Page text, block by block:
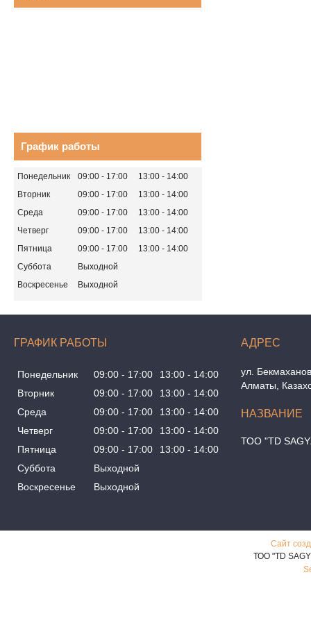
График работы
Понедельник 09:00 17:00 13:00
14:00
Вторник
09:00 17:00 13:00
14:00
Среда
09:00 17:00 13:00
14:00
Четверг
09:00 17:00 13:00
14:00
Пятница
09:00 17:00 13:00
14:00
Суббота
Выходной
Воскресенье
Выходной
ГРАФИК РАБОТЫ
Понедельник 09:00 17:00 13:00
14:00
Вторник
09:00 17:00 13:00
14:00
Среда
09:00 17:00 13:00
14:00
Четверг
09:00 17:00 13:00
14:00
Пятница
09:00 17:00 13:00
14:00
Суббота
Выходной
Воскресенье
Выходной
ул.
Алматы,
ТОО "TD
Сайт
ТОО "TD